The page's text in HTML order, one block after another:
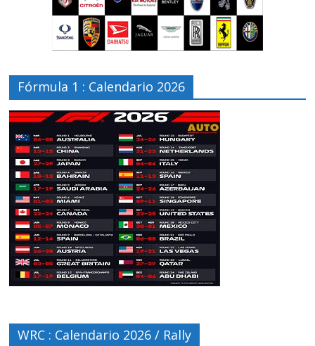
Fórmula 1 : Calendario 2026
WRC : Calendario 2026 / Rally